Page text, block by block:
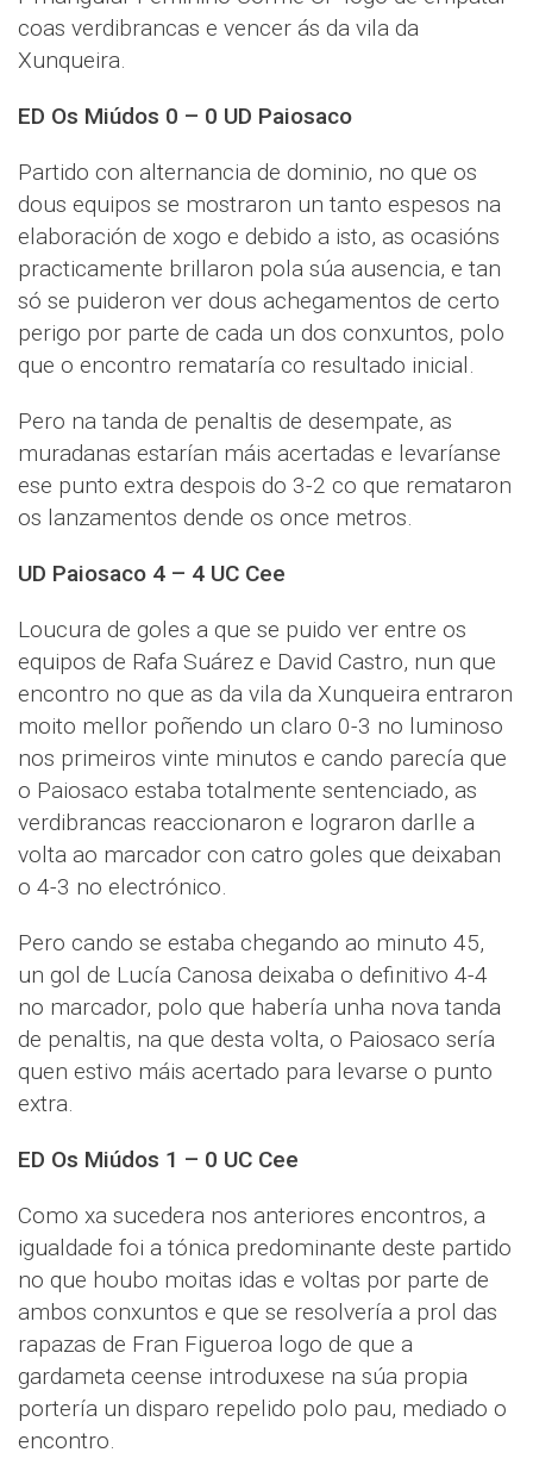
coas verdibrancas e vencer ás da vila da
Xunqueira.
ED Os Miúdos 0 – 0 UD Paiosaco
Partido con alternancia de dominio, no que os
dous equipos se mostraron un tanto espesos na
elaboración de xogo e debido a isto, as ocasións
practicamente brillaron pola súa ausencia, e tan
só se puideron ver dous achegamentos de certo
perigo por parte de cada un dos conxuntos, polo
que o encontro remataría co resultado inicial.
Pero na tanda de penaltis de desempate, as
muradanas estarían máis acertadas e levaríanse
ese punto extra despois do 3-2 co que remataron
os lanzamentos dende os once metros.
UD Paiosaco 4 – 4 UC Cee
Loucura de goles a que se puido ver entre os
equipos de Rafa Suárez e David Castro, nun que
encontro no que as da vila da Xunqueira entraron
moito mellor poñendo un claro 0-3 no luminoso
nos primeiros vinte minutos e cando parecía que
o Paiosaco estaba totalmente sentenciado, as
verdibrancas reaccionaron e lograron darlle a
volta ao marcador con catro goles que deixaban
o 4-3 no electrónico.
Pero cando se estaba chegando ao minuto 45,
un gol de Lucía Canosa deixaba o definitivo 4-4
no marcador, polo que habería unha nova tanda
de penaltis, na que desta volta, o Paiosaco sería
quen estivo máis acertado para levarse o punto
extra.
ED Os Miúdos 1 – 0 UC Cee
Como xa sucedera nos anteriores encontros, a
igualdade foi a tónica predominante deste partido
no que houbo moitas idas e voltas por parte de
ambos conxuntos e que se resolvería a prol das
rapazas de Fran Figueroa logo de que a
gardameta ceense introduxese na súa propia
portería un disparo repelido polo pau, mediado o
encontro.